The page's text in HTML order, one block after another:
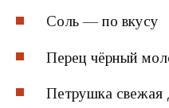
Соль — по вкусу
Перец чёрный
Петрушка свежая